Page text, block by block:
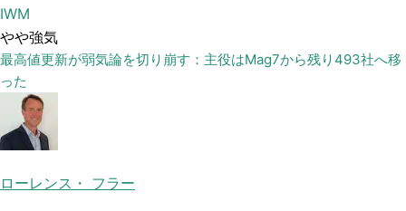
IWM
やや強気
最高値更新が弱気論を切り崩す：主役はMag7から残り493社へ移
った
ローレンス・ フラー